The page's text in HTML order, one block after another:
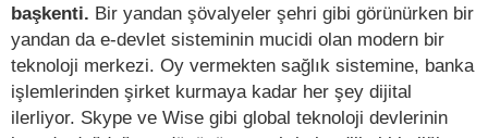
başkenti. Bir yandan şövalyeler şehri gibi görünürken bir
yandan da e-devlet sisteminin mucidi olan modern bir
teknoloji merkezi. Oy vermekten sağlık sistemine, banka
işlemlerinden şirket kurmaya kadar her şey dijital
ilerliyor. Skype ve Wise gibi global teknoloji devlerinin